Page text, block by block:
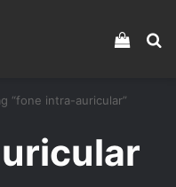
Veja
“fone intra-auricular”